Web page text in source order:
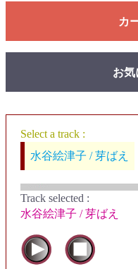
カ
お
Select a track :
水谷絵津子 / 芽ばえ
Track selected :
水谷絵津子 / 芽ばえ